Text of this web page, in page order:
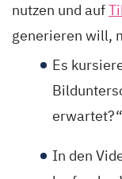
nutzen und auf
generieren will,
Es
In den